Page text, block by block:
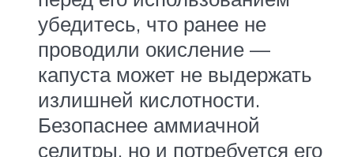
убедитесь, что ранее не
проводили окисление —
капуста может не выдержать
излишней кислотности.
Безопаснее аммиачной
селитры, но и потребуется его